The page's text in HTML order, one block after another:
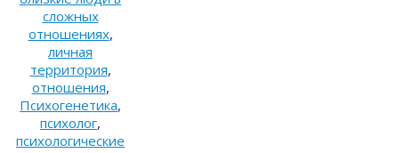
сложных
отношениях,
личная
территория,
отношения,
Психогенетика,
психолог,
психологические